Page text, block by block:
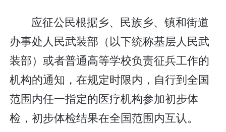
应征公民根据乡、民族乡、镇和街道
办事处人民武装部（以下统称基层人民武
装部）或者普通高等学校负责征兵工作的
机构的通知，在规定时限内，自行到全国
范围内任一指定的医疗机构参加初步体
检，初步体检结果在全国范围内互认。